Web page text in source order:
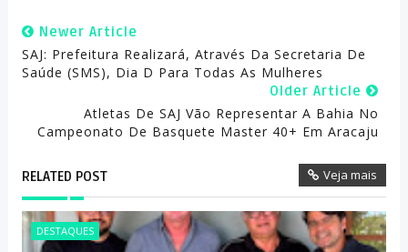
Newer Article
SAJ: Prefeitura Realizará, Através Da Secretaria De
Saúde (SMS), Dia D Para Todas As Mulheres
Older Article
Atletas De SAJ Vão Representar A Bahia No
Campeonato De Basquete Master 40+ Em Aracaju
RELATED POST Veja mais
DESTAQUES